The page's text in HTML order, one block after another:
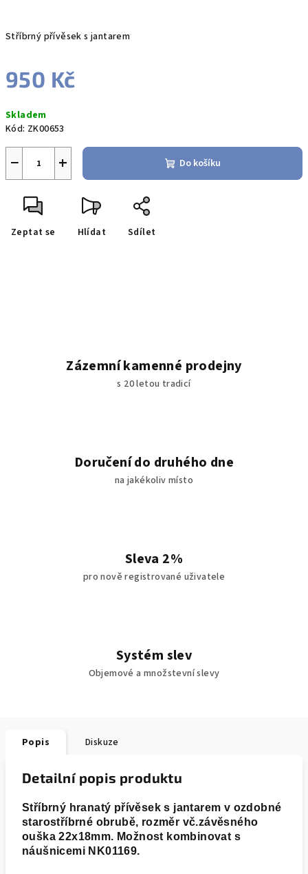
Stříbrný přívěsek s jantarem
950 Kč
cena:
Skladem
Kód: ZK00653
+
− Do košíku
Zeptat se Hlídat Sdílet
Zázemní kamenné prodejny
s 20 letou tradicí
Doručení do druhého dne
na jakékoliv místo
Sleva 2%
pro nově registrované uživatele
Systém slev
Objemové a množstevní slevy
Popis Diskuze
Detailní popis produktu
Stříbrný hranatý přívěsek s jantarem v ozdobné
starostříbrné obrubě, rozměr vč.závěsného
ouška 22x18mm. Možnost kombinovat s
náušnicemi NK01169.